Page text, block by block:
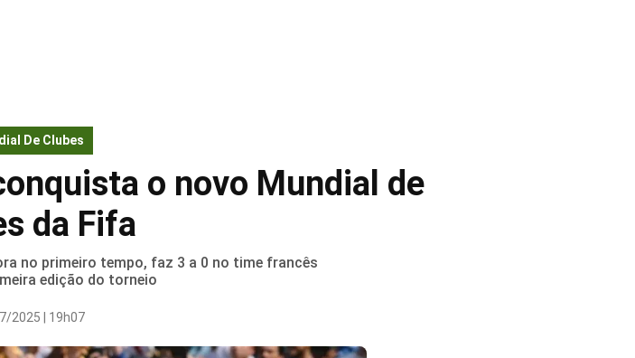
De Clubes
o novo Mundial de
da Fifa
no primeiro tempo, faz 3 a 0 no time francês
edição do torneio
2025 | 19h07